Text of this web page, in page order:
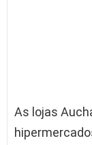
As lojas